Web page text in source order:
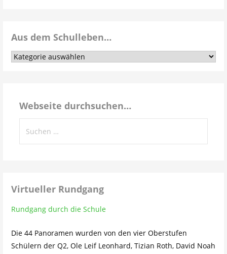
Aus dem Schulleben…
Aus
Webseite durchsuchen…
nach:
Virtueller Rundgang
Rundgang durch die Schule
Die 44 Panoramen wurden von den vier Oberstufen
Schülern der Q2, Ole Leif Leonhard, Tizian Roth, David Noah